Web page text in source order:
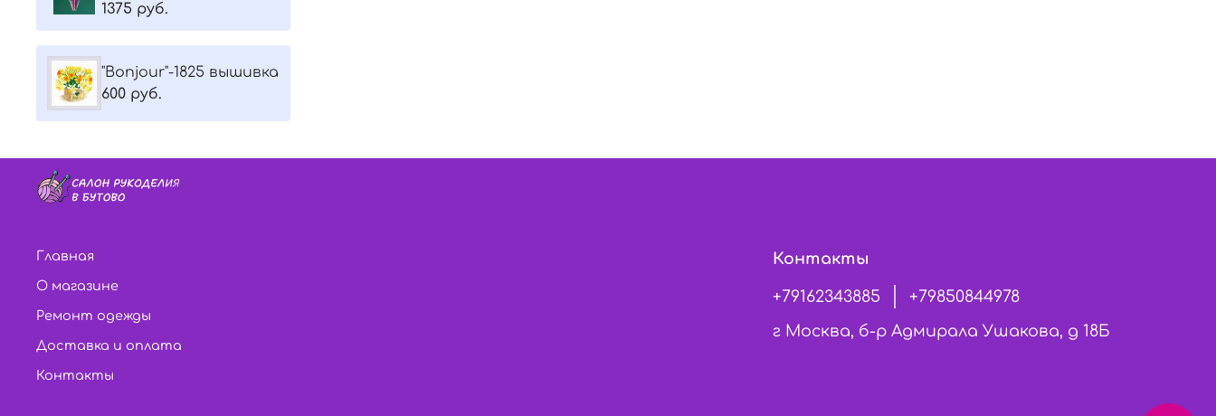
1375 руб.
"Bonjour"-1825 вышивка
600 руб.
Главная
О магазине
Ремонт одежды
Доставка и оплата
Контакты
Контакты
+79162343885
+79850844978
г Москва, б-р Адмирала Ушакова, д 18Б